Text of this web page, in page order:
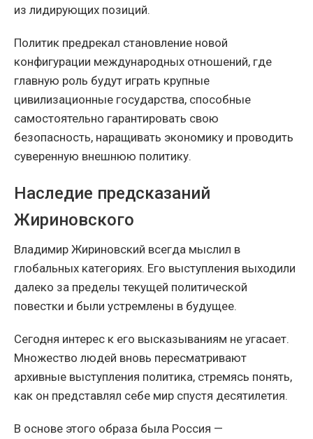
из лидирующих позиций.
Политик предрекал становление новой
конфигурации международных отношений, где
главную роль будут играть крупные
цивилизационные государства, способные
самостоятельно гарантировать свою
безопасность, наращивать экономику и проводить
суверенную внешнюю политику.
Наследие предсказаний
Жириновского
Владимир Жириновский всегда мыслил в
глобальных категориях. Его выступления выходили
далеко за пределы текущей политической
повестки и были устремлены в будущее.
Сегодня интерес к его высказываниям не угасает.
Множество людей вновь пересматривают
архивные выступления политика, стремясь понять,
как он представлял себе мир спустя десятилетия.
В основе этого образа была Россия —